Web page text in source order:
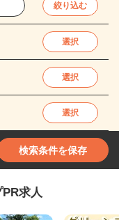
絞り込む
選択
選択
選択
検索条件を保存
求人